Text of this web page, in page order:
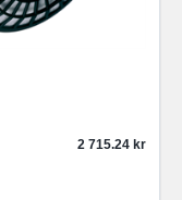
2 715.24